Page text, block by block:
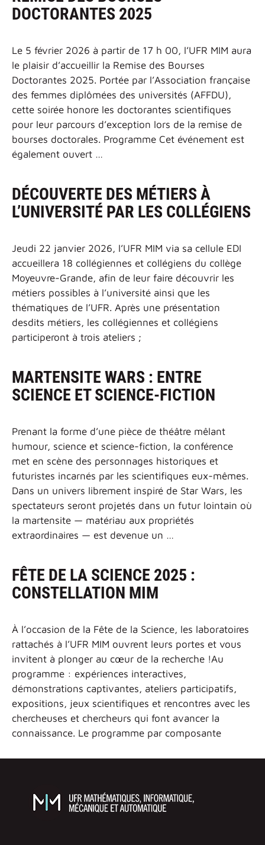
DOCTORANTES 2025
Le 5 février 2026 à partir de 17 h 00, l’UFR MIM aura
le plaisir d’accueillir la Remise des Bourses
Doctorantes 2025. Portée par l’Association française
des femmes diplômées des universités (AFFDU),
cette soirée honore les doctorantes scientifiques
pour leur parcours d’exception lors de la remise de
bourses doctorales. Programme Cet événement est
également ouvert …
DÉCOUVERTE DES MÉTIERS À
L’UNIVERSITÉ PAR LES COLLÉGIENS
Jeudi 22 janvier 2026, l’UFR MIM via sa cellule EDI
accueillera 18 collégiennes et collégiens du collège
Moyeuvre-Grande, afin de leur faire découvrir les
métiers possibles à l’université ainsi que les
thématiques de l’UFR. Après une présentation
desdits métiers, les collégiennes et collégiens
participeront à trois ateliers ;
MARTENSITE WARS : ENTRE
SCIENCE ET SCIENCE-FICTION
Prenant la forme d’une pièce de théâtre mêlant
humour, science et science-fiction, la conférence
met en scène des personnages historiques et
futuristes incarnés par les scientifiques eux-mêmes.
Dans un univers librement inspiré de Star Wars, les
spectateurs seront projetés dans un futur lointain où
la martensite — matériau aux propriétés
extraordinaires — est devenue un …
FÊTE DE LA SCIENCE 2025 :
CONSTELLATION MIM
À l’occasion de la Fête de la Science, les laboratoires
rattachés à l’UFR MIM ouvrent leurs portes et vous
invitent à plonger au cœur de la recherche !Au
programme : expériences interactives,
démonstrations captivantes, ateliers participatifs,
expositions, jeux scientifiques et rencontres avec les
chercheuses et chercheurs qui font avancer la
connaissance. Le programme par composante